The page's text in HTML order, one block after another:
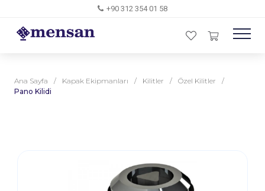
+90 312 354 01 58
Ana Sayfa / Kapak Ekipmanları / Kilitler / Özel Kilitler
/
Pano Kilidi